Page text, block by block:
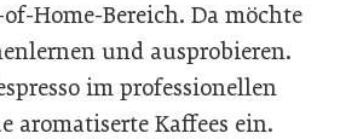
Home-Bereich. Da möchte
und ausprobieren.
im professionellen
aromatiserte Kaffees ein.